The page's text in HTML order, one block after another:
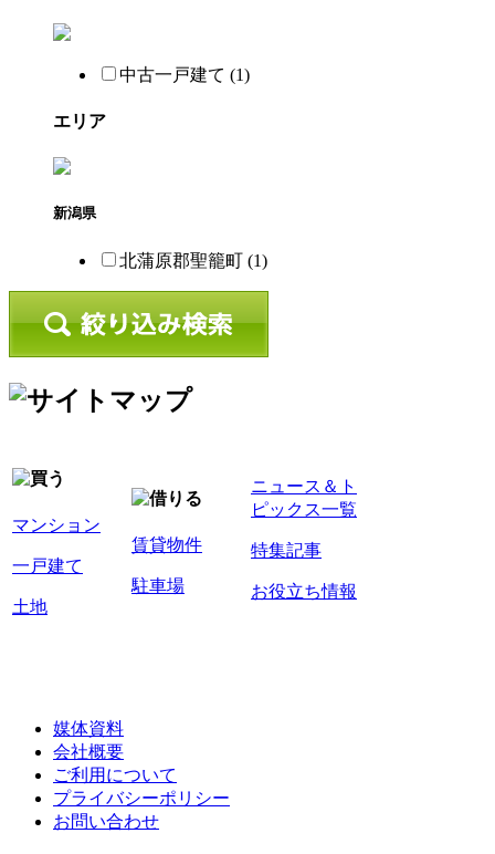
中古一戸建て (1)
エリア
新潟県
北蒲原郡聖籠町 (1)
マンション
一戸建て
土地
賃貸物件
駐車場
ニュース＆ト
ピックス一覧
特集記事
お役立ち情報
媒体資料
会社概要
ご利用について
プライバシーポリシー
お問い合わせ